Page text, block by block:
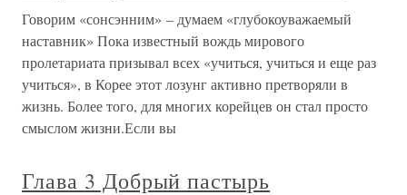
Говорим «сонсэнним» – думаем «глубокоуважаемый
наставник» Пока известный вождь мирового
пролетариата призывал всех «учиться, учиться и еще раз
учиться», в Корее этот лозунг активно претворяли в
жизнь. Более того, для многих корейцев он стал просто
смыслом жизни.Если вы
Глава 3 Добрый пастырь